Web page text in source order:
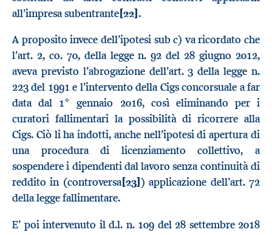
all’impresa subentrante[22].
A proposito invece dell’ipotesi sub c) va ricordato che
l’art. 2, co. 70, della legge n. 92 del 28 giugno 2012,
aveva previsto l’abrogazione dell’art. 3 della legge n.
223 del 1991 e l’intervento della Cigs concorsuale a far
data dal 1° gennaio 2016, così eliminando per i
curatori fallimentari la possibilità di ricorrere alla
Cigs. Ciò li ha indotti, anche nell’ipotesi di apertura di
una procedura di licenziamento collettivo, a
sospendere i dipendenti dal lavoro senza continuità di
reddito in (controversa[23]) applicazione dell’art. 72
della legge fallimentare.
E’ poi intervenuto il d.l. n. 109 del 28 settembre 2018